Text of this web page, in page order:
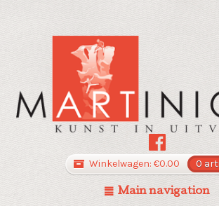
Winkelwagen: €0.00 0
Main navigation